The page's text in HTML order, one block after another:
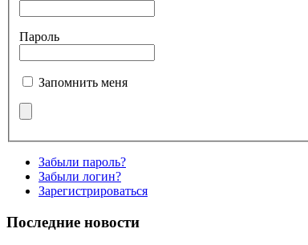
Пароль
Запомнить меня
Забыли пароль?
Забыли логин?
Зарегистрироваться
Последние новости